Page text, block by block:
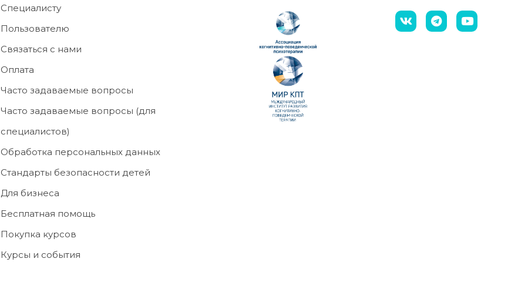
Специалисту
Пользователю
Связаться с нами
Оплата
Часто задаваемые вопросы
Часто задаваемые вопросы (для
специалистов)
Обработка персональных данных
Стандарты безопасности детей
Для бизнеса
Бесплатная помощь
Покупка курсов
Курсы и события